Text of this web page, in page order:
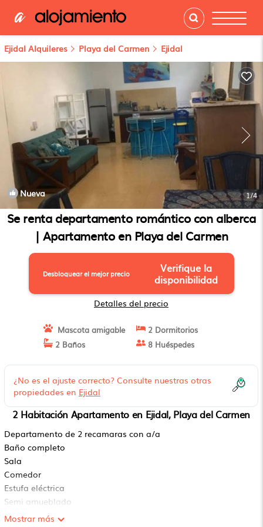
Ejidal Alquileres Playa del Carmen Ejidal
Nueva 1/4
Se renta departamento romántico con alberca
| Apartamento en Playa del Carmen
Desbloquear el mejor precio
Verifique la
disponibilidad
Detalles del precio
Mascota amigable
2 Dormitorios
2 Baños
8 Huéspedes
¿No es el ajuste correcto? Consulte nuestras otras
propiedades en Ejidal
2 Habitación Apartamento en Ejidal, Playa del Carmen
Departamento de 2 recamaras con a/a
Baño completo
Sala
Comedor
Estufa eléctrica
Semi amueblado
3 camas matrimoniales
Mostrar más